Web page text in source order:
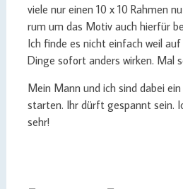
viele nur einen 10 x 10 Rahmen
rum um das Motiv auch hierfür
Ich finde es nicht einfach weil auf
Dinge sofort anders wirken. Mal
Mein Mann und ich sind dabei
starten. Ihr dürft gespannt sein.
sehr!